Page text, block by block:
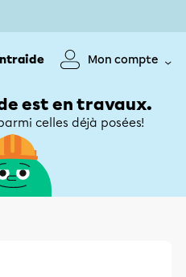
Mon compte
est en travaux.
celles déjà posées!